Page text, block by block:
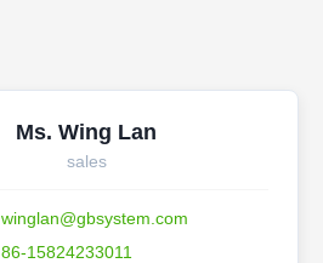
Ms. Wing Lan
sales
winglan@gbsystem.com
86-15824233011